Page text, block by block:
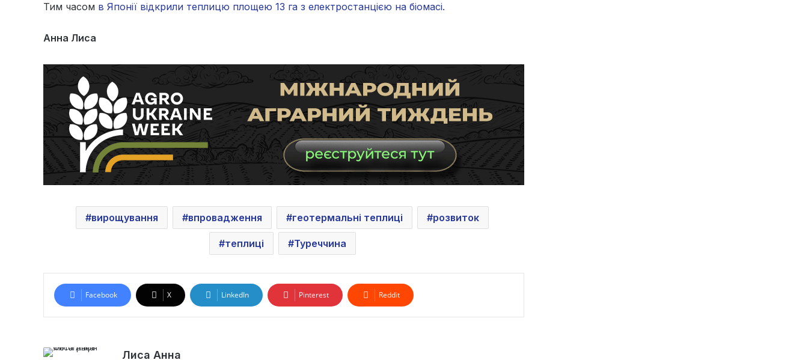
Тим часом в Японії відкрили теплицю площею 13 га з електростанцією на біомасі.
Анна Лиса
вирощування впровадження геотермальні теплиці розвиток
теплиці Туреччина
Facebook X LinkedIn Pinterest Reddit
Лиса Анна